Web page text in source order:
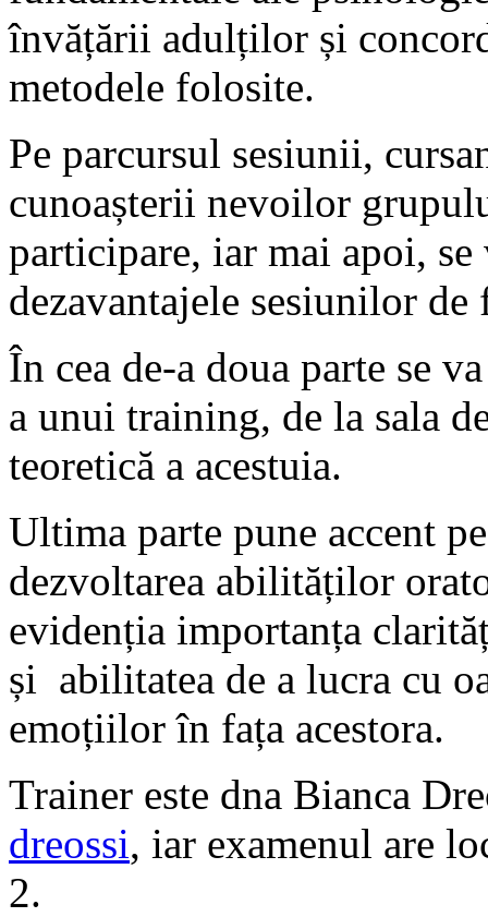
învățării adulților și
metodele folosite.
Pe parcursul sesiunii,
cunoașterii nevoilor
participare, iar mai apoi,
dezavantajele sesiunilor
În cea de-a doua parte se
a unui training, de la sala
teoretică a acestuia.
Ultima parte pune accent
dezvoltarea abilităților
evidenția importanța
și abilitatea de a lucra cu
emoțiilor în fața acestora.
Trainer este dna Bianca
dreossi, iar examenul are
2.